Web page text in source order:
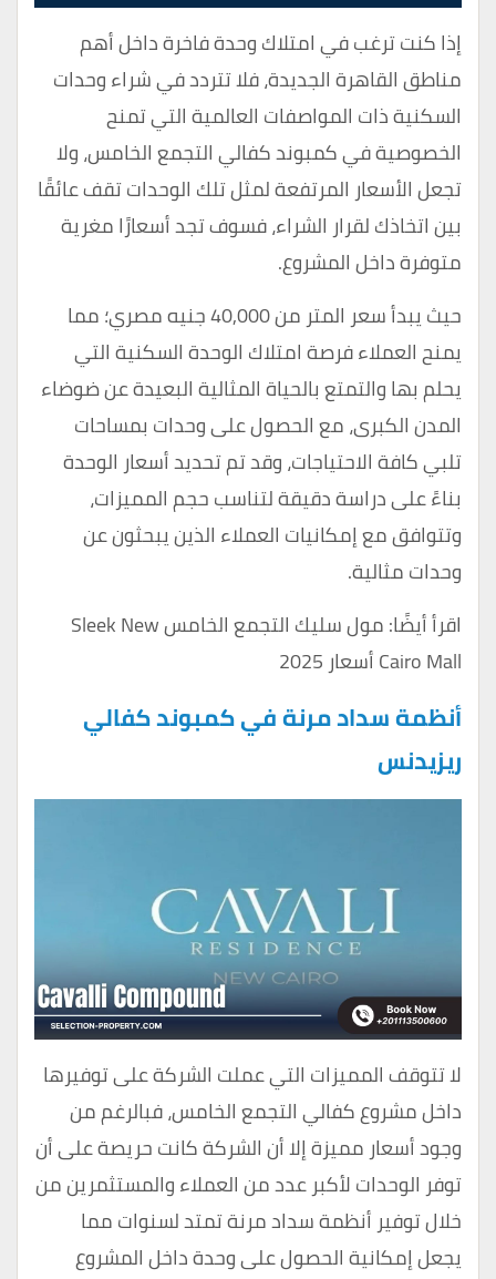
إذا كنت ترغب في امتلاك وحدة فاخرة داخل أهم
مناطق القاهرة الجديدة، فلا تتردد في شراء وحدات
السكنية ذات المواصفات العالمية التي تمنح
الخصوصية في كمبوند كفالي التجمع الخامس، ولا
تجعل الأسعار المرتفعة لمثل تلك الوحدات تقف عائقًا
بين اتخاذك لقرار الشراء، فسوف تجد أسعارًا مغرية
متوفرة داخل المشروع.
حيث يبدأ سعر المتر من 40,000 جنيه مصري؛ مما
يمنح العملاء فرصة امتلاك الوحدة السكنية التي
يحلم بها والتمتع بالحياة المثالية البعيدة عن ضوضاء
المدن الكبرى، مع الحصول على وحدات بمساحات
تلبي كافة الاحتياجات، وقد تم تحديد أسعار الوحدة
بناءً على دراسة دقيقة لتناسب حجم المميزات،
وتتوافق مع إمكانيات العملاء الذين يبحثون عن
وحدات مثالية.
اقرأ أيضًا:
مول سليك التجمع الخامس Sleek New
Cairo Mall أسعار 2025
أنظمة سداد مرنة في كمبوند كفالي
ريزيدنس
لا تتوقف المميزات التي عملت الشركة على توفيرها
داخل مشروع كفالي التجمع الخامس، فبالرغم من
وجود أسعار مميزة إلا أن الشركة كانت حريصة على أن
توفر الوحدات لأكبر عدد من العملاء والمستثمرين من
خلال توفير أنظمة سداد مرنة تمتد لسنوات مما
يجعل إمكانية الحصول على وحدة داخل المشروع